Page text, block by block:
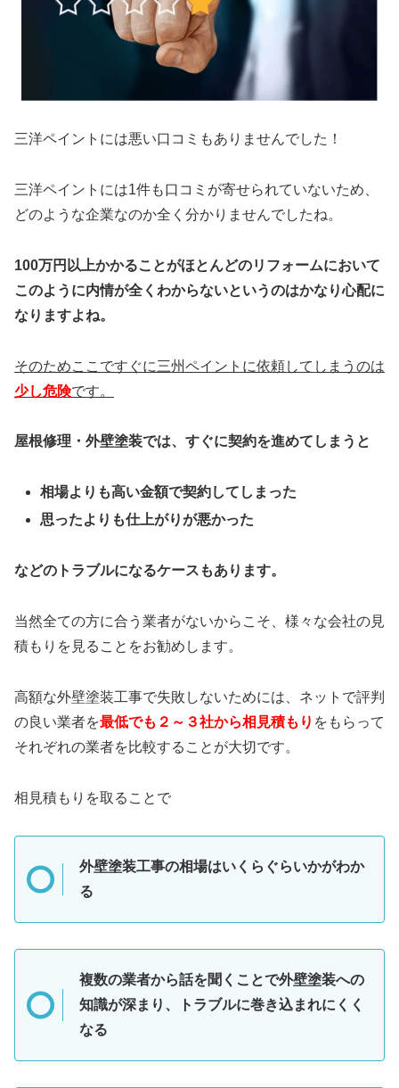
三洋ペイントには悪い口コミもありませんでした！
三洋ペイントには1件も口コミが寄せられていないため、
どのような企業なのか全く分かりませんでしたね。
100万円以上かかることがほとんどのリフォームにおいて
このように内情が全くわからないというのはかなり心配に
なりますよね。
そのためここですぐに三州ペイントに依頼してしまうのは
少し危険です。
屋根修理・外壁塗装では、すぐに契約を進めてしまうと
相場よりも高い金額で契約してしまった
思ったよりも仕上がりが悪かった
などのトラブルになるケースもあります。
当然全ての方に合う業者がないからこそ、様々な会社の見
積もりを見ることをお勧めします。
高額な外壁塗装工事で失敗しないためには、 ネットで評判
の良い業者を最低でも２～３社から相見積もり をもらって
それぞれの業者を比較することが大切です。
相見積もりを取ることで
外壁塗装工事の相場はいくらぐらいかがわか
る
複数の業者から話を聞くことで外壁塗装への
知識が深まり、トラブルに巻き込まれにくく
なる